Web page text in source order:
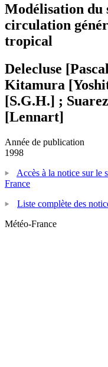
Modélisation du
circulation
tropical
Delecluse
Kitamura
[S.G.H.] ;
[Lennart]
Année de publication
1998
Accès à la notice sur le
France
Liste complète des
Météo-France